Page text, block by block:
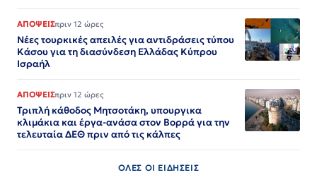
ΑΠΟΨΕΙΣπριν 12 ώρες
Νέες τουρκικές απειλές για αντιδράσεις τύπου
Κάσου για τη διασύνδεση Ελλάδας Κύπρου
Ισραήλ
ΑΠΟΨΕΙΣπριν 12 ώρες
Τριπλή κάθοδος Μητσοτάκη, υπουργικα
κλιμάκια και έργα-ανάσα στον Βορρά για την
τελευταία ΔΕΘ πριν από τις κάλπες
ΟΛΕΣ ΟΙ ΕΙΔΗΣΕΙΣ